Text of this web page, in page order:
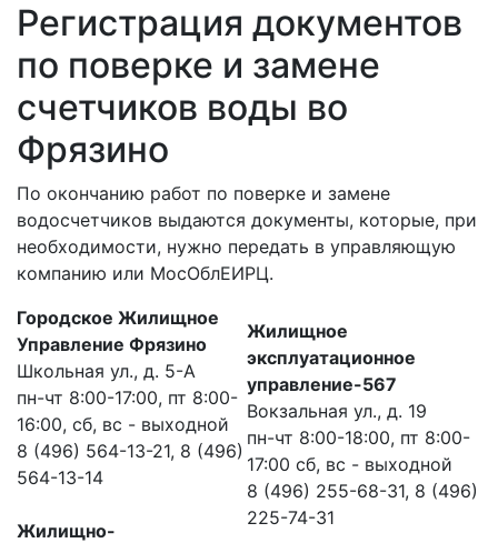
Регистрация документов
по поверке и замене
счетчиков воды во
Фрязино
По окончанию работ по поверке и замене
водосчетчиков выдаются документы, которые, при
необходимости, нужно передать в управляющую
компанию или МосОблЕИРЦ.
Городское Жилищное
Управление Фрязино
Школьная ул., д. 5-А
пн-чт 8:00-17:00, пт 8:00-
16:00, сб, вс - выходной
8 (496) 564-13-21, 8 (496)
564-13-14
Жилищно-
Жилищное
эксплуатационное
управление-567
Вокзальная ул., д. 19
пн-чт 8:00-18:00, пт 8:00-
17:00 сб, вс - выходной
8 (496) 255-68-31, 8 (496)
225-74-31